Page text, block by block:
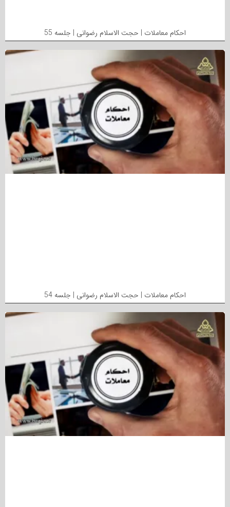
احکام معاملات | حجت الاسلام رضوانی | جلسه 55
احکام معاملات | حجت الاسلام رضوانی | جلسه 54